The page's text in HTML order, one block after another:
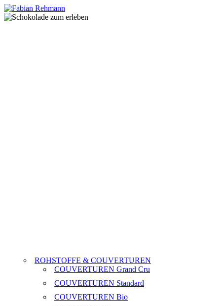
ROHSTOFFE & COUVERTUREN
COUVERTUREN Grand Cru
COUVERTUREN Standard
COUVERTUREN Bio